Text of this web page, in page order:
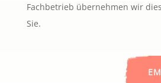
Fachbetrieb übernehmen wir
Sie.